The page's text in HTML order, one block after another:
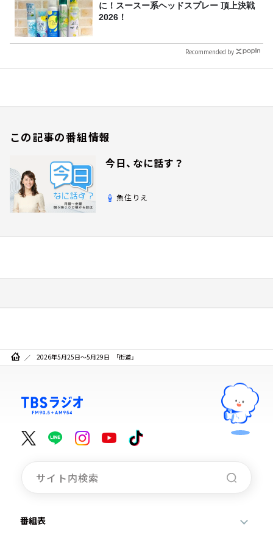
に！スースー系ヘッドスプレー 頂上決戦
2026！
Recommended by
この記事の番組情報
今日、なに話す？
魚住りえ
2026年5月25日～5月29日 「街道」
番組表